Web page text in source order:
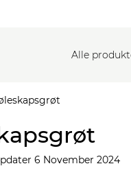
Alle
6 November 2024